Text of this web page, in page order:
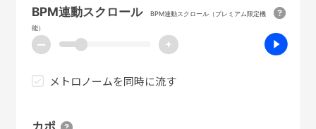
BPM連動スクロール
BPM連動スクロール（プレミアム限定機
能）
ー +
メトロノームを同時に流す